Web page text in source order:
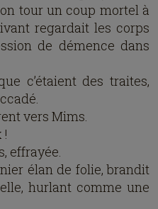
tour un coup mortel à
regardait les corps
de démence dans
c’étaient des traites,
vers Mims.
effrayée.
élan de folie, brandit
hurlant comme une